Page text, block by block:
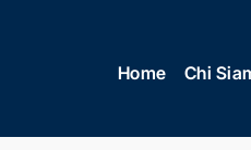
Home Chi